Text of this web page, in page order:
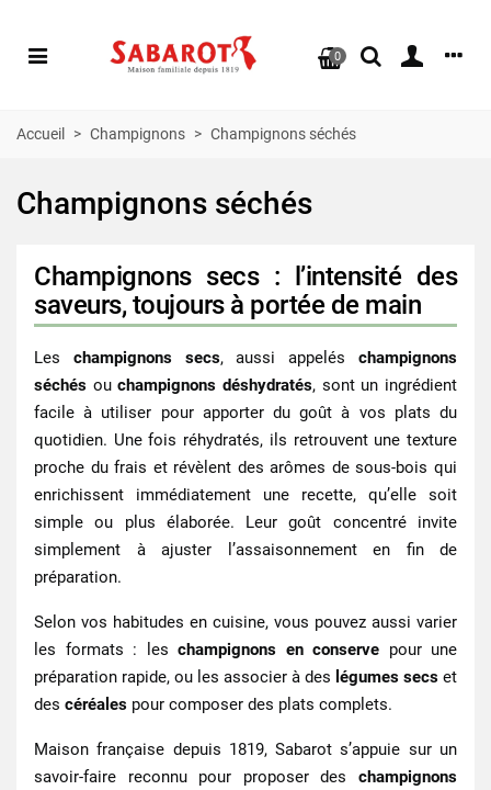
0
Accueil > Champignons > Champignons séchés
Champignons séchés
Champignons secs : l’intensité des
saveurs, toujours à portée de main
Les champignons secs, aussi appeléschampignons
séchés ouchampignons déshydratés, sont un ingrédient
facile à utiliser pour apporter du goût à vos plats du
quotidien. Une fois réhydratés, ils retrouvent une texture
proche du frais et révèlent des arômes de sous-bois qui
enrichissent immédiatement une recette, qu’elle soit
simple ou plus élaborée. Leur goût concentré invite
simplement à ajuster l’assaisonnement en fin de
préparation.
Selon vos habitudes en cuisine, vous pouvez aussi varier
les formats : les champignons en conserve pour une
préparation rapide, ou les associer à des légumes secs et
des céréales pour composer des plats complets.
Maison française depuis 1819, Sabarot s’appuie sur un
savoir-faire reconnu pour proposer des champignons